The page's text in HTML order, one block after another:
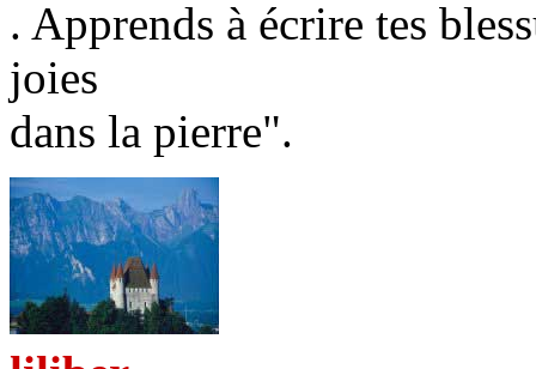
. Apprends à écrire tes
joies
dans la pierre".